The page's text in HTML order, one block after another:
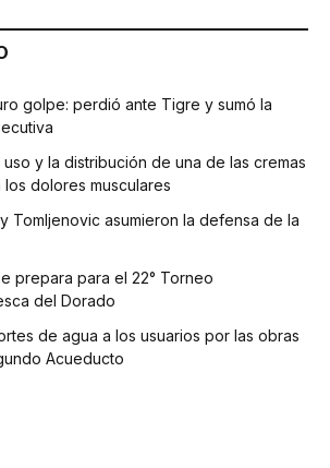
golpe: perdió ante Tigre y sumó la
y la distribución de una de las cremas
dolores musculares
Tomljenovic asumieron la defensa de la
prepara para el 22° Torneo
del Dorado
de agua a los usuarios por las obras
Acueducto